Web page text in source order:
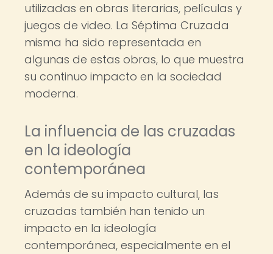
utilizadas en obras literarias, películas y
juegos de video. La Séptima Cruzada
misma ha sido representada en
algunas de estas obras, lo que muestra
su continuo impacto en la sociedad
moderna.
La influencia de las cruzadas
en la ideología
contemporánea
Además de su impacto cultural, las
cruzadas también han tenido un
impacto en la ideología
contemporánea, especialmente en el